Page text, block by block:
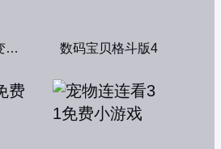
植物大战僵尸变态版 数码宝贝格斗版4